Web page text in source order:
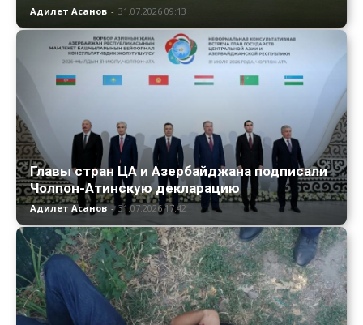
Адилет Асанов - 31.07.2026 09:13
Главы стран ЦА и Азербайджана подписали
Чолпон-Атинскую декларацию
Адилет Асанов - 31.07.2026 17:42